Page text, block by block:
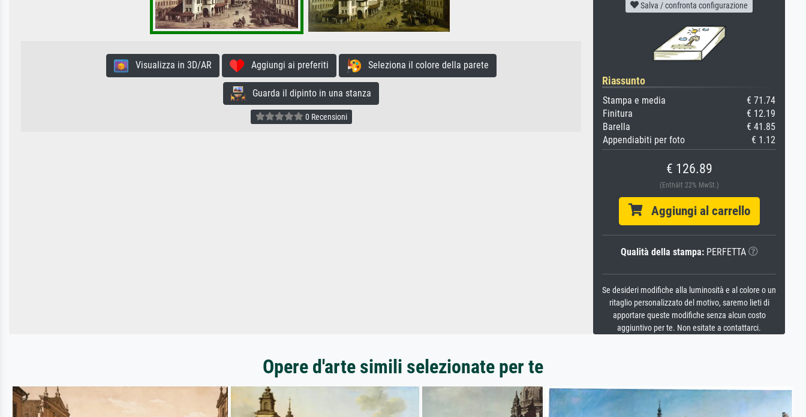
Visualizza in 3D/AR Aggiungi ai preferiti Seleziona il colore della parete
Guarda il dipinto in una stanza
0 Recensioni
Salva / confronta configurazione
Riassunto
Stampa e media
€ 71.74
Finitura
€ 12.19
Barella
€ 41.85
Appendiabiti per foto
€ 1.12
€ 126.89
(Enthält 22% MwSt.)
Aggiungi al carrello
Qualità della stampa:PERFETTA
Se desideri modifiche alla luminosità e al colore o un
ritaglio personalizzato del motivo, saremo lieti di
apportare queste modifiche senza alcun costo
aggiuntivo per te. Non esitate a contattarci.
Opere d'arte simili selezionate per te